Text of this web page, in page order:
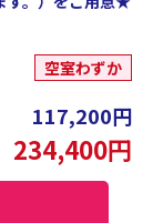
空室わずか
117,200円
234,400円